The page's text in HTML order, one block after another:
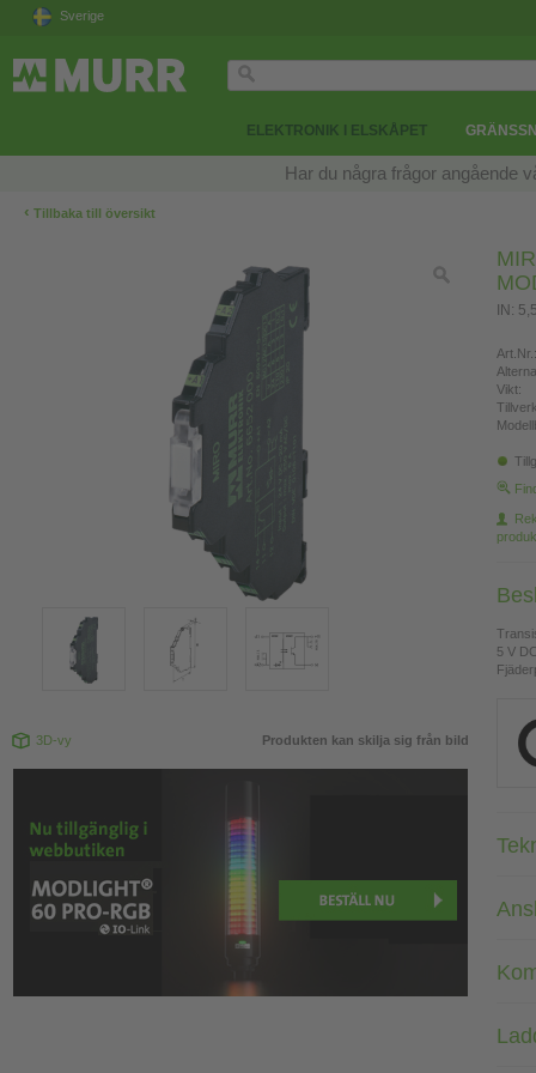
Sverige
ELEKTRONIK I ELSKÅPET
Har du några frågor angående
‹ Tillbaka till översikt
3D-vy Produkten kan skilja sig från bild
IN:
Art.Nr.:
Vikt:
5 V